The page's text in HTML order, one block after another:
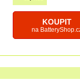
KOUPIT
na